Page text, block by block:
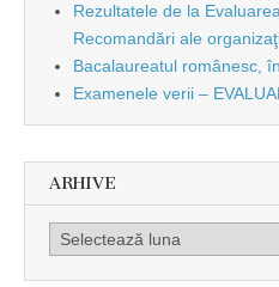
Rezultatele de la
Recomandări ale
Bacalaureatul românesc,
Examenele verii –
ARHIVE
Arhive